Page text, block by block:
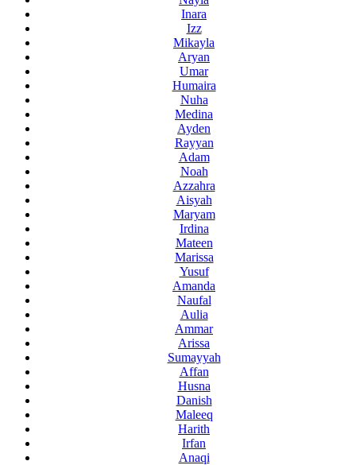
Inara
Izz
Mikayla
Aryan
Umar
Humaira
Nuha
Medina
Ayden
Rayyan
Adam
Noah
Azzahra
Aisyah
Maryam
Irdina
Mateen
Marissa
Yusuf
Amanda
Naufal
Aulia
Ammar
Arissa
Sumayyah
Affan
Husna
Danish
Maleeq
Harith
Irfan
Anaqi